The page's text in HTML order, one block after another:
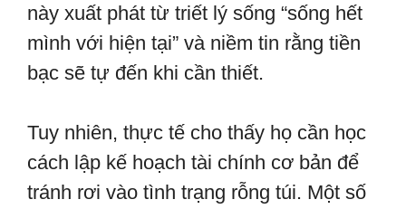
này xuất phát từ triết lý sống “sống hết
mình với hiện tại” và niềm tin rằng tiền
bạc sẽ tự đến khi cần thiết.
Tuy nhiên, thực tế cho thấy họ cần học
cách lập kế hoạch tài chính cơ bản để
tránh rơi vào tình trạng rỗng túi. Một số